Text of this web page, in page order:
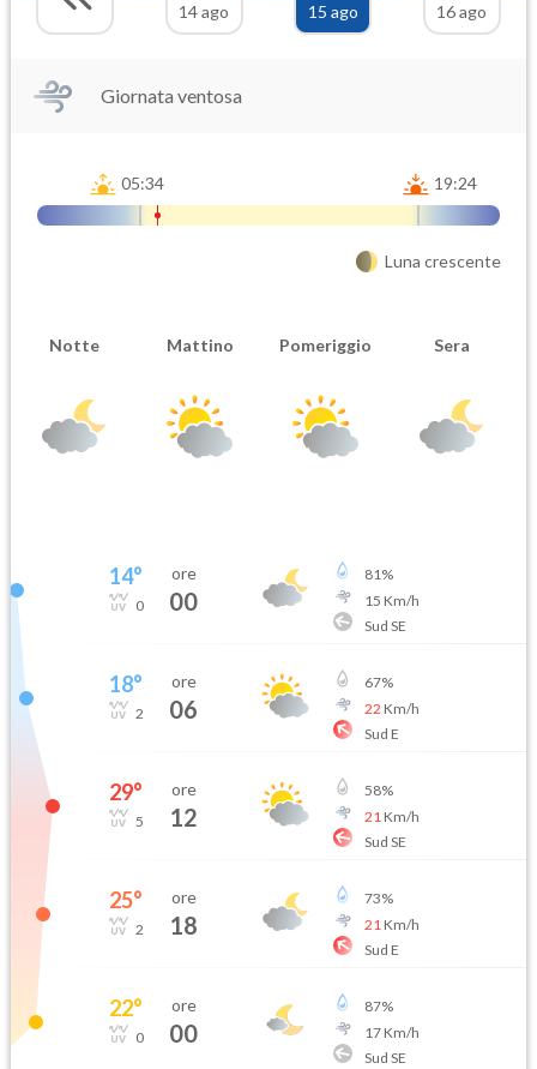
14 ago
15 ago
16 ago
Giornata ventosa
05:34 19:24
Luna crescente
Notte Mattino Pomeriggio Sera
14°
0
ore
00
81%
15 Km/h
Sud SE
18°
2
ore
06
67%
22 Km/h
Sud E
29°
5
ore
12
58%
21 Km/h
Sud SE
25°
2
ore
18
73%
21 Km/h
Sud E
22°
0
ore
00
87%
17Km/h
Sud SE